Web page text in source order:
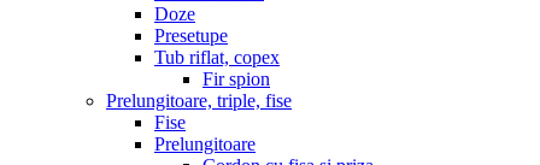
Doze
Presetupe
Tub riflat, copex
Fir spion
Prelungitoare, triple, fise
Fise
Prelungitoare